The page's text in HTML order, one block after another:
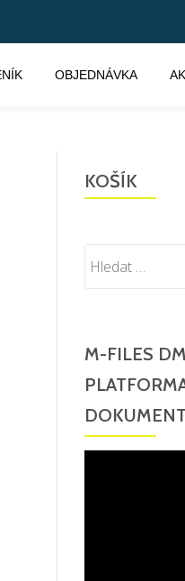
OBJEDNÁVKA
KOŠÍK
M-FILES